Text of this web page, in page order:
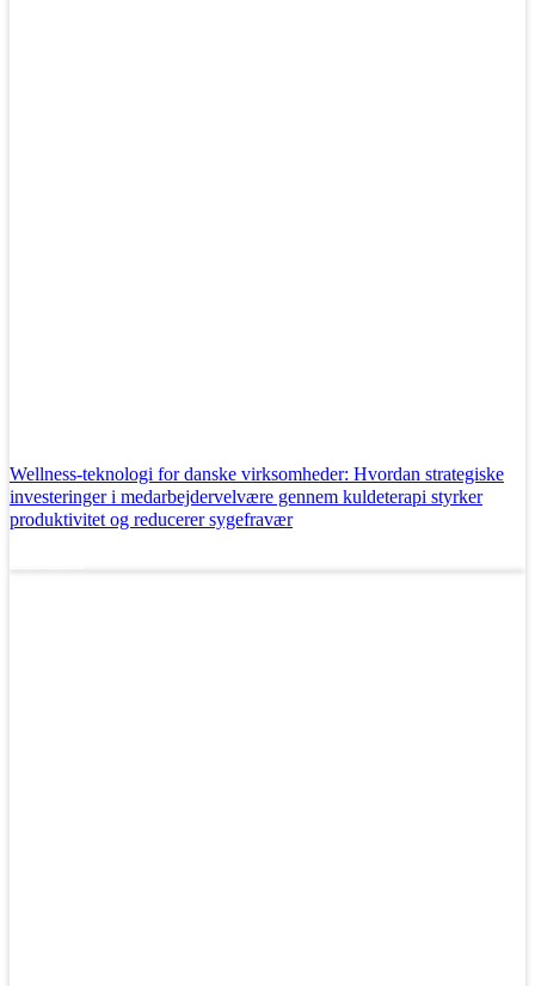
Wellness-teknologi for danske virksomheder: Hvordan strategiske
investeringer i medarbejdervelvære gennem kuldeterapi styrker
produktivitet og reducerer sygefravær